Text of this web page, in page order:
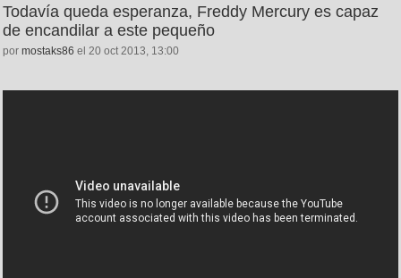
Todavía queda esperanza, Freddy Mercury es capaz
de encandilar a este pequeño
por mostaks86 el 20 oct 2013, 13:00